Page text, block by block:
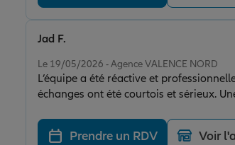
Le 19/05/2026 - Agence VALENCE NORD
L’équipe a été réactive et
échanges ont été courtois et sérieux.
Jad F.
Prendre un RDV Voir